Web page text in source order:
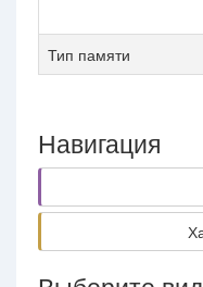
Тип памяти
Навигация